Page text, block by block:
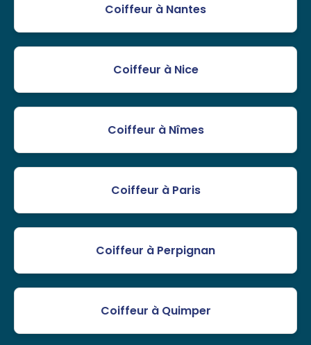
Coiffeur à Nantes
Coiffeur à Nice
Coiffeur à Nîmes
Coiffeur à Paris
Coiffeur à Perpignan
Coiffeur à Quimper